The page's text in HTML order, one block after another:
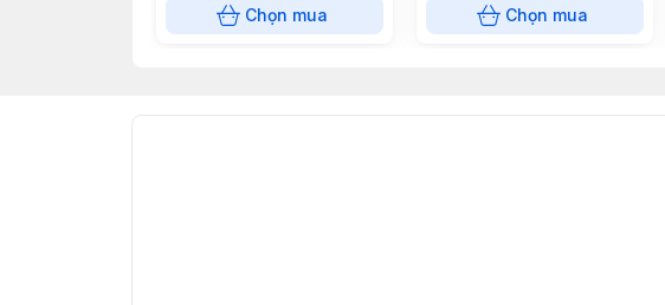
Chọn mua Chọn mua